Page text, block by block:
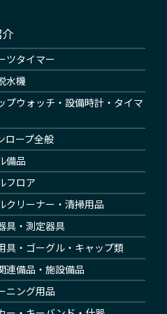
ツタイマー
水機
プウォッチ・設備時計・タイマ
ロープ全般
備品
フロア
クリーナー・清掃用品
具・測定器具
具・ゴーグル・キャップ類
連備品・施設備品
ニング用品